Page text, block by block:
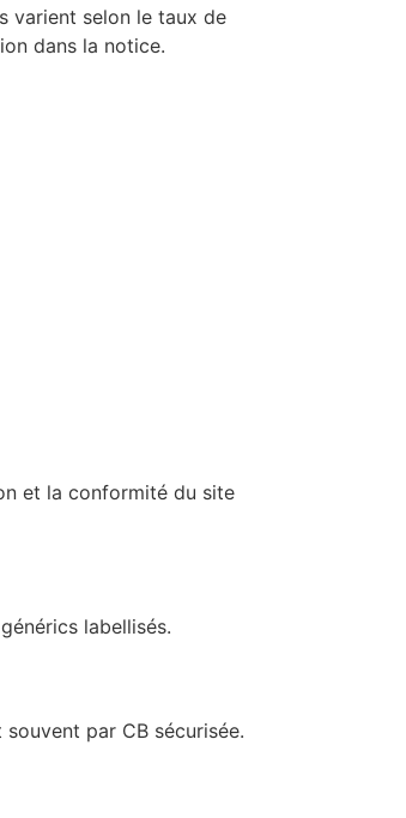
varient selon le taux de
dans la notice.
et la conformité du site
labellisés.
par CB sécurisée.